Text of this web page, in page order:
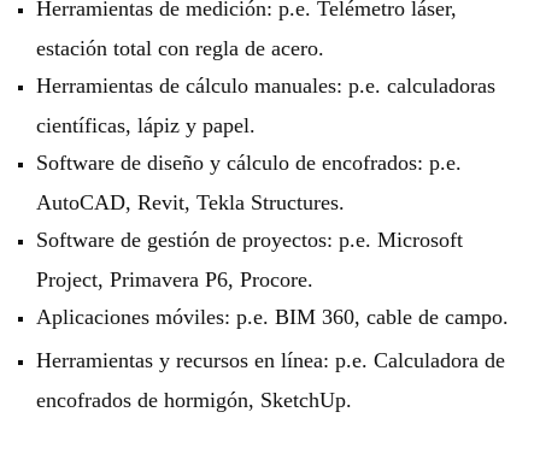
Herramientas de medición: p.e. Telémetro láser,
estación total con regla de acero.
Herramientas de cálculo manuales: p.e. calculadoras
científicas, lápiz y papel.
Software de diseño y cálculo de encofrados: p.e.
AutoCAD, Revit, Tekla Structures.
Software de gestión de proyectos: p.e. Microsoft
Project, Primavera P6, Procore.
Aplicaciones móviles: p.e. BIM 360, cable de campo.
Herramientas y recursos en línea: p.e. Calculadora de
encofrados de hormigón, SketchUp.